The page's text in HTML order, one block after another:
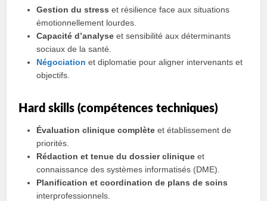
Gestion du stress et résilience face aux situations
émotionnellement lourdes.
Capacité d’analyse et sensibilité aux déterminants
sociaux de la santé.
Négociation et diplomatie pour aligner intervenants et
objectifs.
Hard skills (compétences techniques)
Évaluation clinique complète et établissement de
priorités.
Rédaction et tenue du dossier clinique et
connaissance des systèmes informatisés (DME).
Planification et coordination de plans de soins
interprofessionnels.